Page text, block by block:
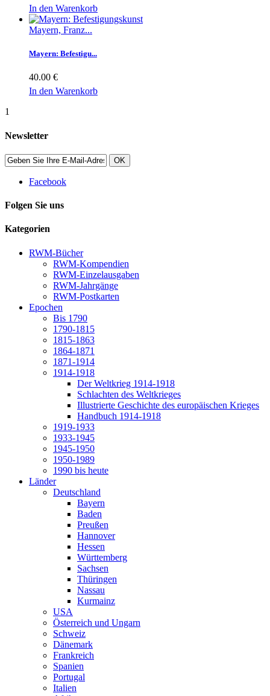
In den Warenkorb
Mayern, Franz...
Mayern: Befestigu...
40.00 €
In den Warenkorb
1
Newsletter
OK
Facebook
Folgen Sie uns
Kategorien
RWM-Bücher
RWM-Kompendien
RWM-Einzelausgaben
RWM-Jahrgänge
RWM-Postkarten
Epochen
Bis 1790
1790-1815
1815-1863
1864-1871
1871-1914
1914-1918
Der Weltkrieg 1914-1918
Schlachten des Weltkrieges
Illustrierte Geschichte des europäischen Krieges
Handbuch 1914-1918
1919-1933
1933-1945
1945-1950
1950-1989
1990 bis heute
Länder
Deutschland
Bayern
Baden
Preußen
Hannover
Hessen
Württemberg
Sachsen
Thüringen
Nassau
Kurmainz
USA
Österreich und Ungarn
Schweiz
Dänemark
Frankreich
Spanien
Portugal
Italien